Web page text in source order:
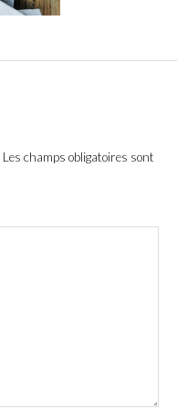
Les champs obligatoires sont